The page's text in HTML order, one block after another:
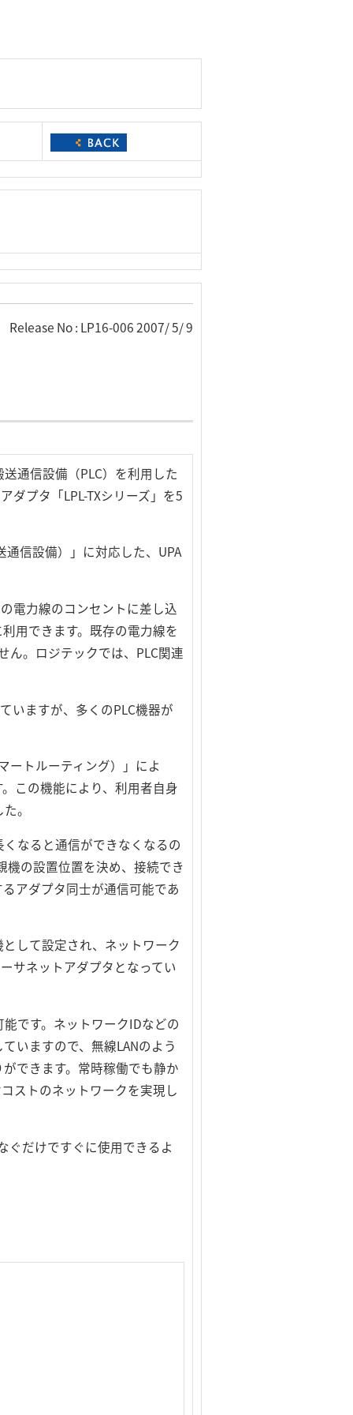
Release No : LP16-006 2007/ 5/ 9
通信設備（PLC）を利用した
ダプタ「LPL-TXシリーズ」を5
信設備）」に対応した、UPA
電力線のコンセントに差し込
用できます。既存の電力線を
ん。ロジテックでは、PLC関連
いますが、多くのPLC機器が
ートルーティング）」によ
この機能により、利用者自身
。
なると通信ができなくなるの
機の設置位置を決め、接続でき
アダプタ同士が通信可能であ
して設定され、ネットワーク
サネットアダプタとなってい
です。ネットワークIDなどの
いますので、無線LANのよう
できます。常時稼働でも静か
ストのネットワークを実現し
ぐだけですぐに使用できるよ